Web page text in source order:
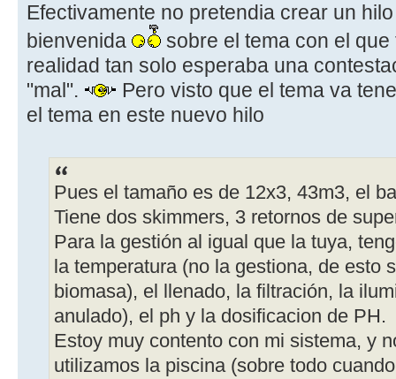
Efectivamente no pretendia crear un
bienvenida
sobre el tema con el
realidad tan solo esperaba una
"mal".
Pero visto que el tema va
el tema en este nuevo hilo
Pues el tamaño es de 12x3, 43m3, el
Tiene dos skimmers, 3 retornos de
Para la gestión al igual que la tuya,
la temperatura (no la gestiona, de esto
biomasa), el llenado, la filtración, la
anulado), el ph y la dosificacion de PH.
Estoy muy contento con mi sistema, y
utilizamos la piscina (sobre todo